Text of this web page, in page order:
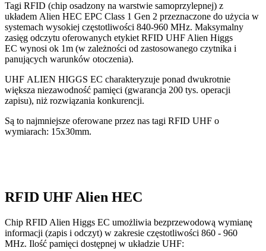
Tagi RFID (chip osadzony na warstwie samoprzylepnej) z
układem Alien HEC EPC Class 1 Gen 2 przeznaczone do użycia w
systemach wysokiej częstotliwości 840-960 MHz. Maksymalny
zasięg odczytu oferowanych etykiet RFID UHF Alien Higgs
EC wynosi ok 1m (w zależności od zastosowanego czytnika i
panujących warunków otoczenia).
UHF ALIEN HIGGS EC charakteryzuje ponad dwukrotnie
większa niezawodność pamięci (gwarancja 200 tys. operacji
zapisu), niż rozwiązania konkurencji.
Są to najmniejsze oferowane przez nas tagi RFID UHF o
wymiarach: 15x30mm.
RFID UHF Alien HEC
Chip RFID Alien Higgs EC umożliwia bezprzewodową wymianę
informacji (zapis i odczyt) w zakresie częstotliwości 860 - 960
MHz. Ilość pamięci dostępnej w układzie UHF: